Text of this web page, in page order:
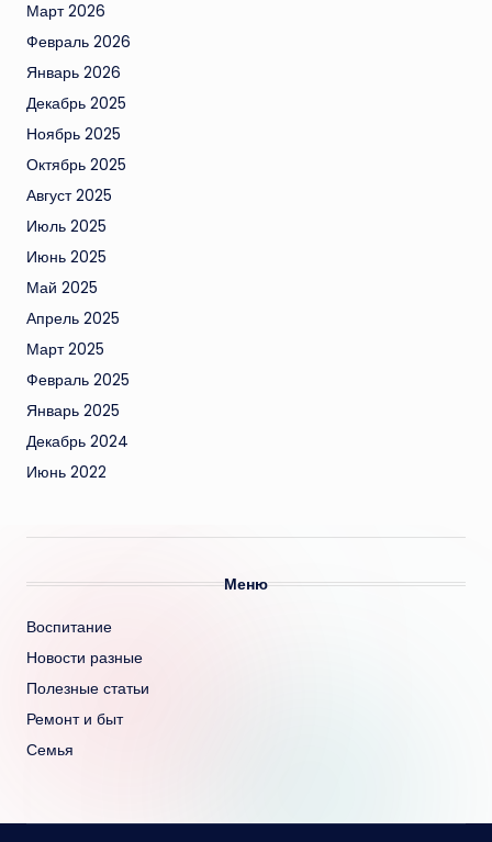
Март 2026
Февраль 2026
Январь 2026
Декабрь 2025
Ноябрь 2025
Октябрь 2025
Август 2025
Июль 2025
Июнь 2025
Май 2025
Апрель 2025
Март 2025
Февраль 2025
Январь 2025
Декабрь 2024
Июнь 2022
Меню
Воспитание
Новости разные
Полезные статьи
Ремонт и быт
Семья